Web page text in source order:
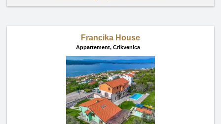
Francika House
Appartement, Crikvenica